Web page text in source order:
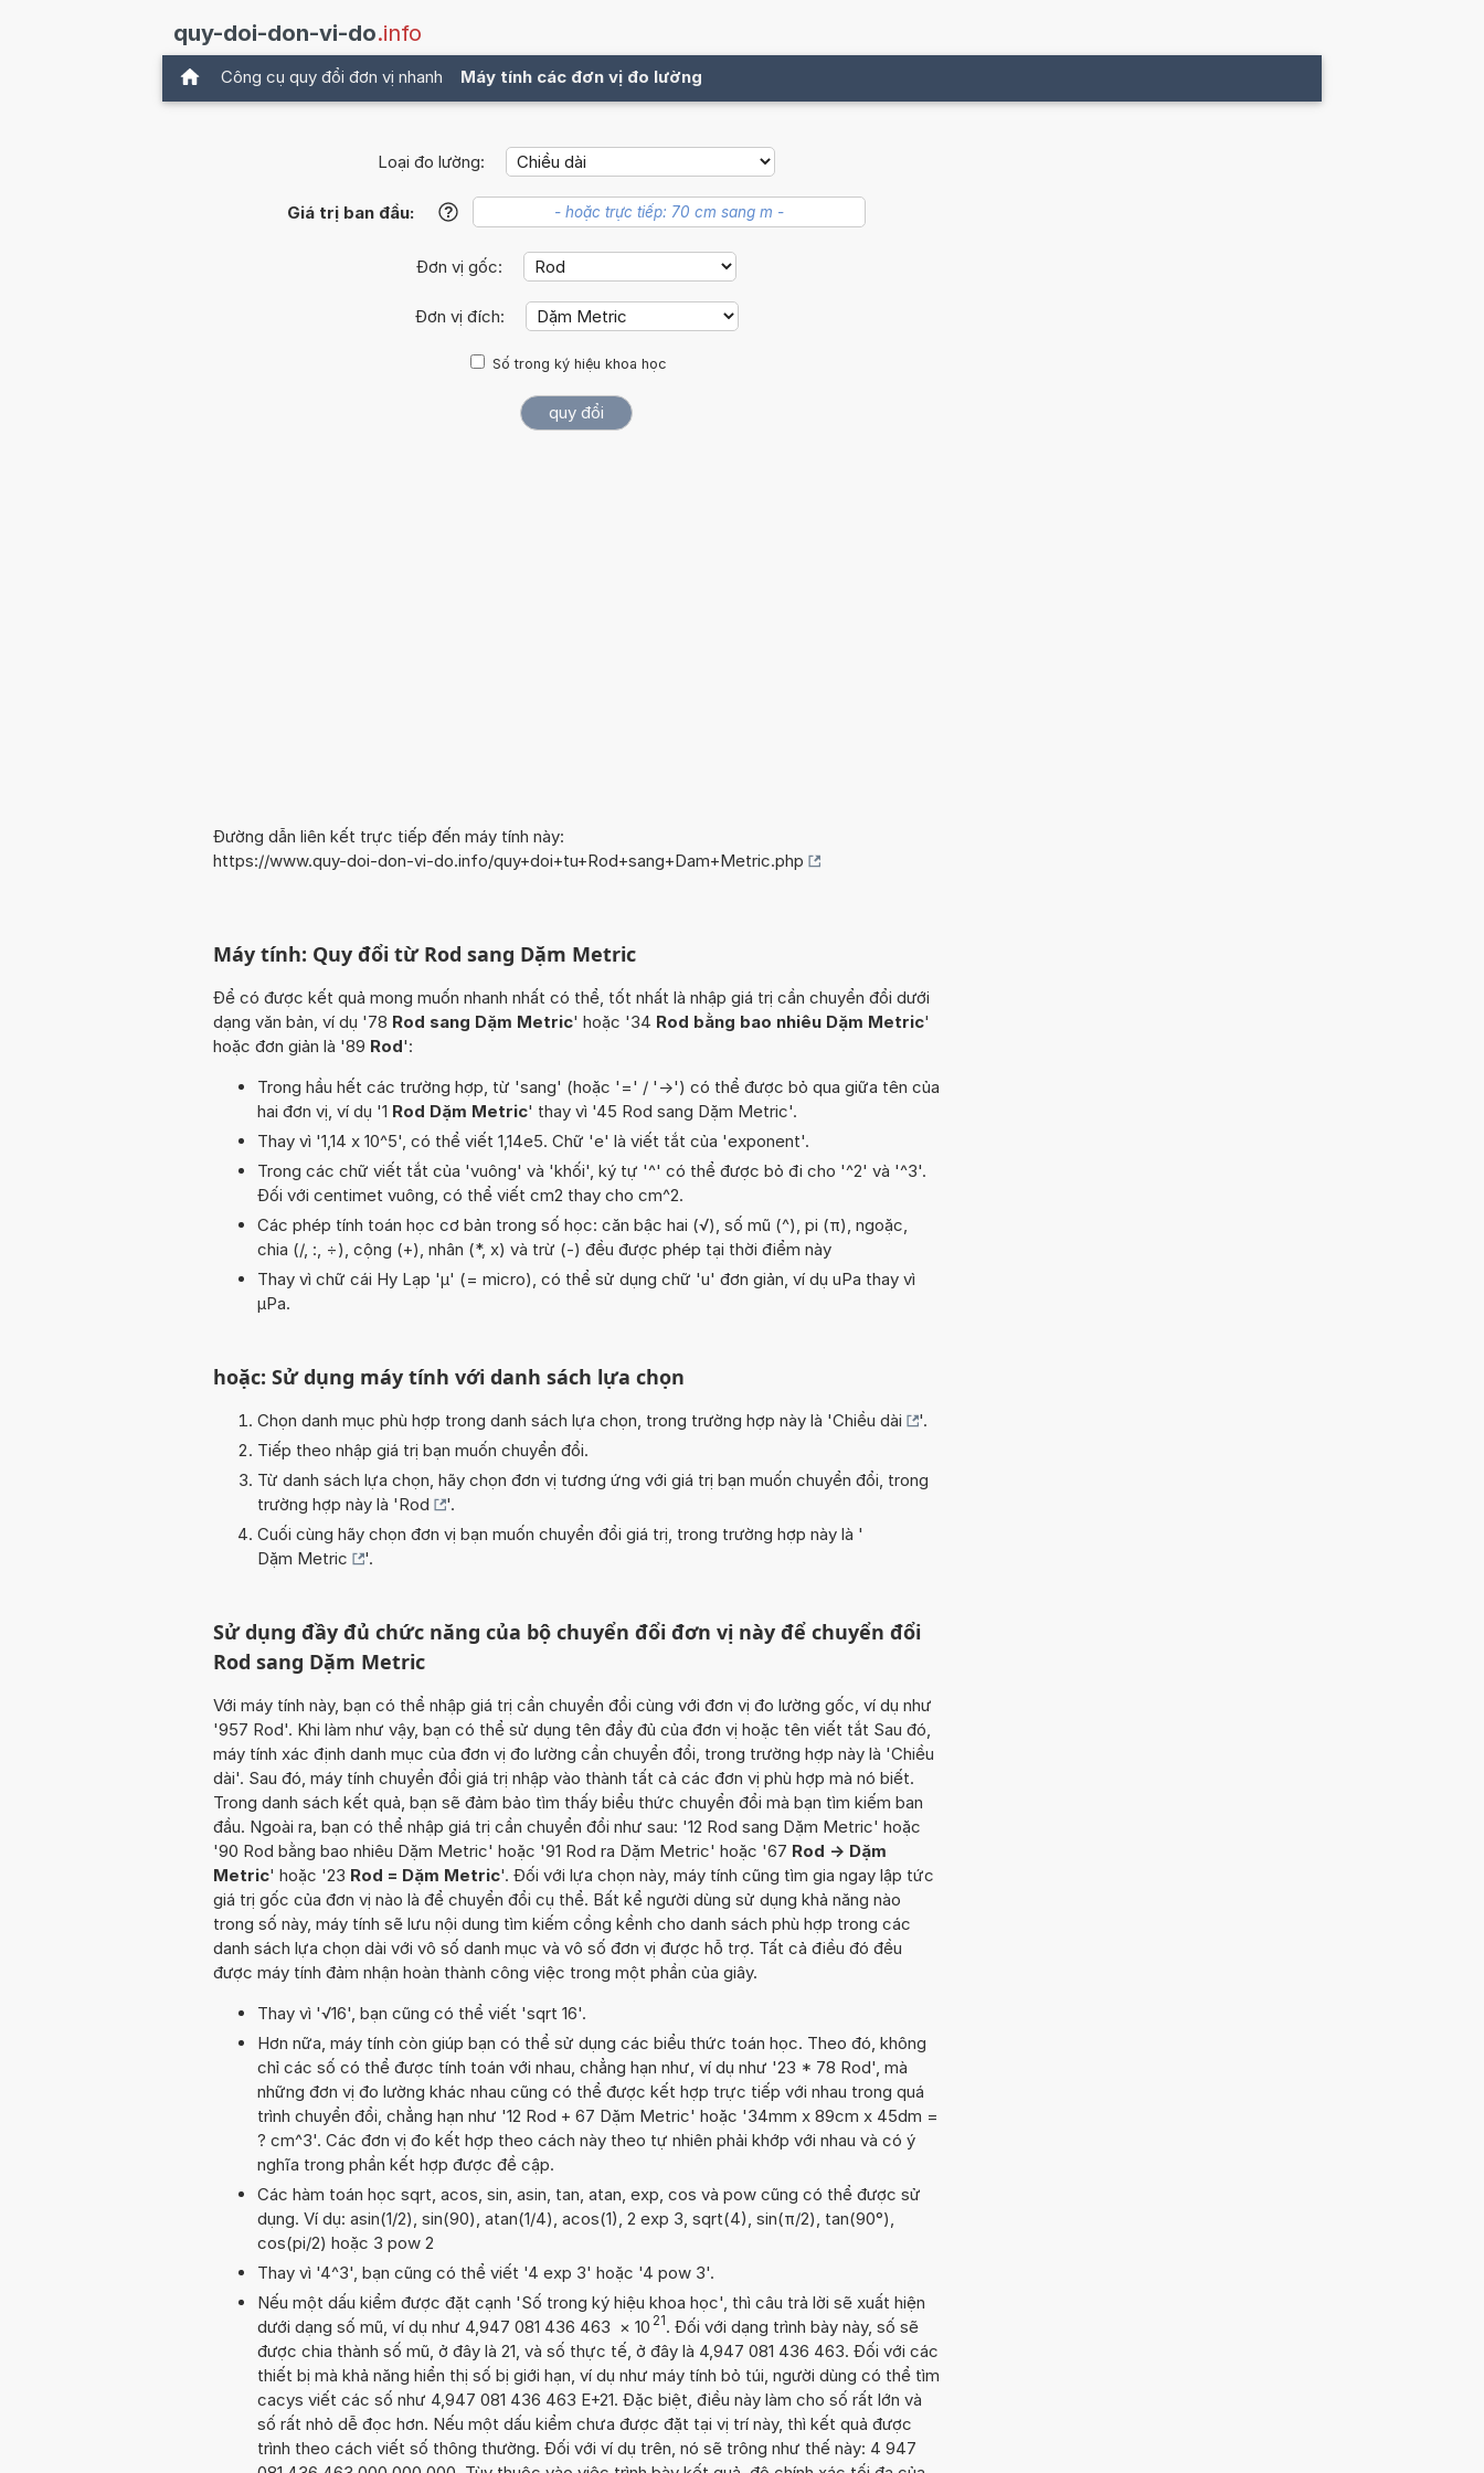
quy-doi-don-vi-do.info
Công cụ quy đổi đơn vị nhanh Máy tính các đơn vị đo lường
Loại đo lường:
Giá trị ban đầu: ?
Đơn vị gốc:
Đơn vị đích:
Số trong ký hiệu khoa học
Đường dẫn liên kết trực tiếp đến máy tính này:
https://www.quy-doi-don-vi-do.info/quy+doi+tu+Rod+sang+Dam+Metric.php
Máy tính: Quy đổi từ Rod sang Dặm Metric
Để có được kết quả mong muốn nhanh nhất có thể, tốt nhất là nhập giá trị cần chuyển đổi dưới
dạng văn bản, ví dụ '78 Rod sang Dặm Metric' hoặc '34 Rod bằng bao nhiêu Dặm Metric'
hoặc đơn giản là '89 Rod':
Trong hầu hết các trường hợp, từ 'sang' (hoặc '=' / '->') có thể được bỏ qua giữa tên của
hai đơn vị, ví dụ '1 Rod Dặm Metric' thay vì '45 Rod sang Dặm Metric'.
Thay vì '1,14 x 10^5', có thể viết 1,14e5. Chữ 'e' là viết tắt của 'exponent'.
Trong các chữ viết tắt của 'vuông' và 'khối', ký tự '^' có thể được bỏ đi cho '^2' và '^3'.
Đối với centimet vuông, có thể viết cm2 thay cho cm^2.
Các phép tính toán học cơ bản trong số học: căn bậc hai (√), số mũ (^), pi (π), ngoặc,
chia (/, :, ÷), cộng (+), nhân (*, x) và trừ (-) đều được phép tại thời điểm này
Thay vì chữ cái Hy Lạp 'µ' (= micro), có thể sử dụng chữ 'u' đơn giản, ví dụ uPa thay vì
µPa.
hoặc: Sử dụng máy tính với danh sách lựa chọn
Chọn danh mục phù hợp trong danh sách lựa chọn, trong trường hợp này là 'Chiều dài
'.
Tiếp theo nhập giá trị bạn muốn chuyển đổi.
Từ danh sách lựa chọn, hãy chọn đơn vị tương ứng với giá trị bạn muốn chuyển đổi, trong
trường hợp này là 'Rod
'.
Cuối cùng hãy chọn đơn vị bạn muốn chuyển đổi giá trị, trong trường hợp này là '
Dặm Metric
'.
Sử dụng đầy đủ chức năng của bộ chuyển đổi đơn vị này để chuyển đổi
Rod sang Dặm Metric
Với máy tính này, bạn có thể nhập giá trị cần chuyển đổi cùng với đơn vị đo lường gốc, ví dụ như
'957 Rod'. Khi làm như vậy, bạn có thể sử dụng tên đầy đủ của đơn vị hoặc tên viết tắt Sau đó,
máy tính xác định danh mục của đơn vị đo lường cần chuyển đổi, trong trường hợp này là 'Chiều
dài'. Sau đó, máy tính chuyển đổi giá trị nhập vào thành tất cả các đơn vị phù hợp mà nó biết.
Trong danh sách kết quả, bạn sẽ đảm bảo tìm thấy biểu thức chuyển đổi mà bạn tìm kiếm ban
đầu. Ngoài ra, bạn có thể nhập giá trị cần chuyển đổi như sau: '12 Rod sang Dặm Metric' hoặc
'90 Rod bằng bao nhiêu Dặm Metric' hoặc '91 Rod ra Dặm Metric' hoặc '67 Rod -> Dặm
Metric' hoặc '23 Rod = Dặm Metric'. Đối với lựa chọn này, máy tính cũng tìm gia ngay lập tức
giá trị gốc của đơn vị nào là để chuyển đổi cụ thể. Bất kể người dùng sử dụng khả năng nào
trong số này, máy tính sẽ lưu nội dung tìm kiếm cồng kềnh cho danh sách phù hợp trong các
danh sách lựa chọn dài với vô số danh mục và vô số đơn vị được hỗ trợ. Tất cả điều đó đều
được máy tính đảm nhận hoàn thành công việc trong một phần của giây.
Thay vì '√16', bạn cũng có thể viết 'sqrt 16'.
Hơn nữa, máy tính còn giúp bạn có thể sử dụng các biểu thức toán học. Theo đó, không
chỉ các số có thể được tính toán với nhau, chẳng hạn như, ví dụ như '23 * 78 Rod', mà
những đơn vị đo lường khác nhau cũng có thể được kết hợp trực tiếp với nhau trong quá
trình chuyển đổi, chẳng hạn như '12 Rod + 67 Dặm Metric' hoặc '34mm x 89cm x 45dm =
? cm^3'. Các đơn vị đo kết hợp theo cách này theo tự nhiên phải khớp với nhau và có ý
nghĩa trong phần kết hợp được đề cập.
Các hàm toán học sqrt, acos, sin, asin, tan, atan, exp, cos và pow cũng có thể được sử
dụng. Ví dụ: asin(1/2), sin(90), atan(1/4), acos(1), 2 exp 3, sqrt(4), sin(π/2), tan(90°),
cos(pi/2) hoặc 3 pow 2
Thay vì '4^3', bạn cũng có thể viết '4 exp 3' hoặc '4 pow 3'.
Nếu một dấu kiểm được đặt cạnh 'Số trong ký hiệu khoa học', thì câu trả lời sẽ xuất hiện
dưới dạng số mũ, ví dụ như 4,947 081 436 463 × 10 21. Đối với dạng trình bày này, số sẽ
được chia thành số mũ, ở đây là 21, và số thực tế, ở đây là 4,947 081 436 463. Đối với các
thiết bị mà khả năng hiển thị số bị giới hạn, ví dụ như máy tính bỏ túi, người dùng có thể tìm
cacys viết các số như 4,947 081 436 463 E+21. Đặc biệt, điều này làm cho số rất lớn và
số rất nhỏ dễ đọc hơn. Nếu một dấu kiểm chưa được đặt tại vị trí này, thì kết quả được
trình theo cách viết số thông thường. Đối với ví dụ trên, nó sẽ trông như thế này: 4 947